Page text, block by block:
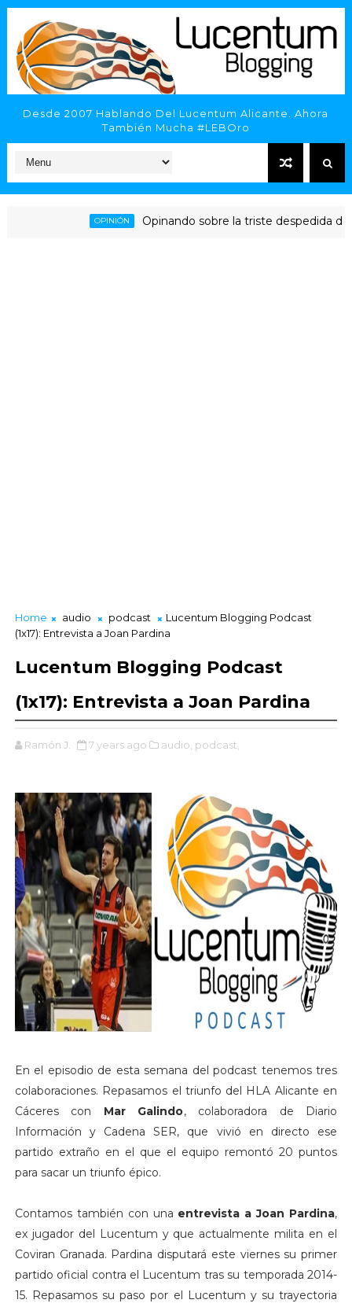
Desde 2007 Hablando Del Lucentum Alicante. Ahora
También Mucha #LEBOro
OPINIÓN Opinando sobre la triste despedida del
Home audio podcast
Lucentum Blogging Podcast
(1x17): Entrevista a Joan Pardina
Lucentum Blogging Podcast
(1x17): Entrevista a Joan Pardina
Ramón J. 7 years ago audio, podcast,
En el episodio de esta semana del podcast tenemos tres
colaboraciones. Repasamos el triunfo del HLA Alicante en
Cáceres con Mar Galindo, colaboradora de Diario
Información y Cadena SER, que vivió en directo ese
partido extraño en el que el equipo remontó 20 puntos
para sacar un triunfo épico.
Contamos también con una entrevista a Joan Pardina,
ex jugador del Lucentum y que actualmente milita en el
Coviran Granada. Pardina disputará este viernes su primer
partido oficial contra el Lucentum tras su temporada 2014-
15. Repasamos su paso por el Lucentum y su trayectoria